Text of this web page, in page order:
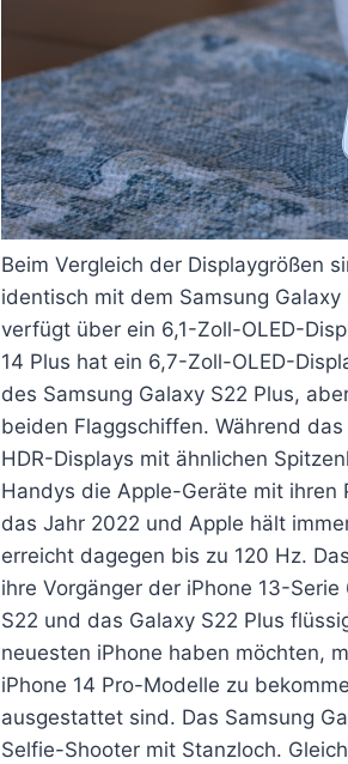
Beim Vergleich der Displaygrößen
identisch mit dem Samsung
verfügt über ein 6,1-Zoll-OLED-
14 Plus hat ein 6,7-Zoll-OLED-
des Samsung Galaxy S22 Plus,
beiden Flaggschiffen. Während
HDR-Displays mit ähnlichen
Handys die Apple-Geräte mit ihren
das Jahr 2022 und Apple hält
erreicht dagegen bis zu 120 Hz.
ihre Vorgänger der iPhone 13-
S22 und das Galaxy S22 Plus
neuesten iPhone haben möchten,
iPhone 14 Pro-Modelle zu
ausgestattet sind. Das Samsung
Selfie-Shooter mit Stanzloch.